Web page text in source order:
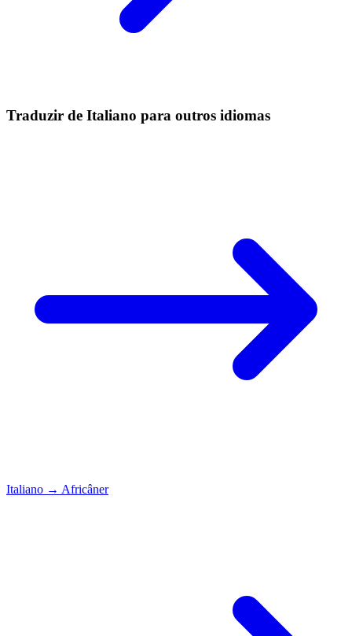
Traduzir de Italiano para outros idiomas
Italiano → Africâner